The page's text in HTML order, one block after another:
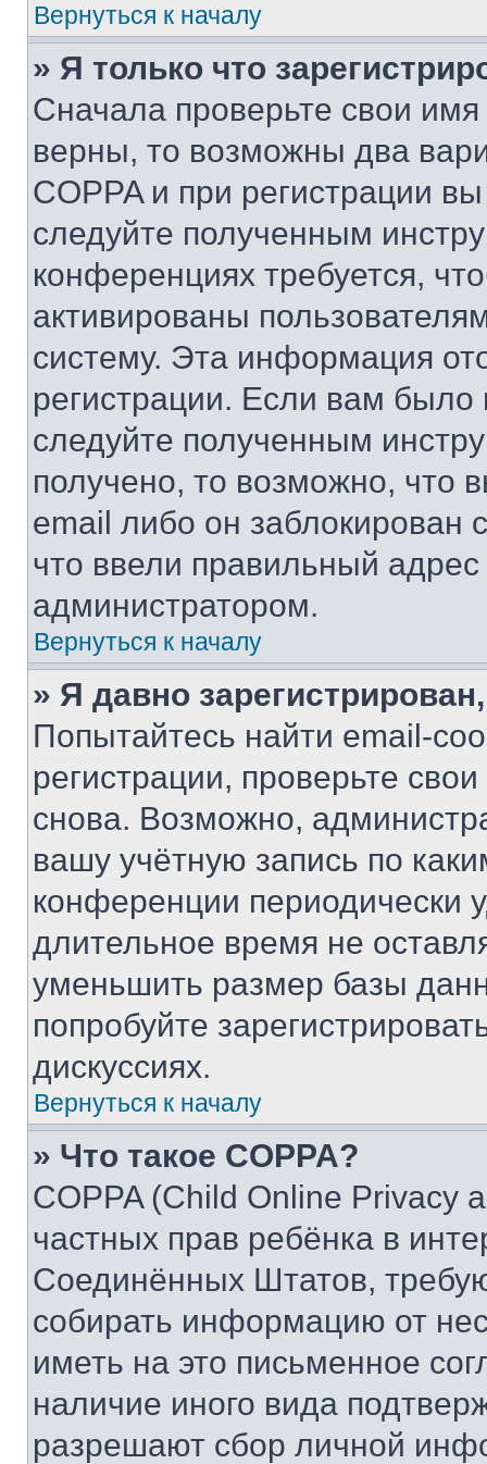
Вернуться к началу
» Я только что
Сначала проверьте свои
верны, то возможны два
COPPA и при регистрации
следуйте полученным
конференциях требуется,
активированы
систему. Эта информация
регистрации. Если вам
следуйте полученным
получено, то возможно, что
email либо он
что ввели правильный адрес
администратором.
Вернуться к началу
» Я давно
Попытайтесь найти email-
регистрации, проверьте
снова. Возможно,
вашу учётную запись по
конференции периодически
длительное время не
уменьшить размер базы
попробуйте
дискуссиях.
Вернуться к началу
» Что такое COPPA?
COPPA (Child Online Privacy
частных прав ребёнка в
Соединённых Штатов,
собирать информацию от
иметь на это письменное
наличие иного вида
разрешают сбор личной